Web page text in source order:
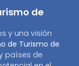
de
y una visión
de Turismo de
países de